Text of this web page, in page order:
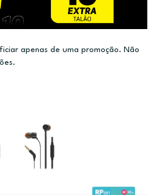
apenas de uma promoção. Não